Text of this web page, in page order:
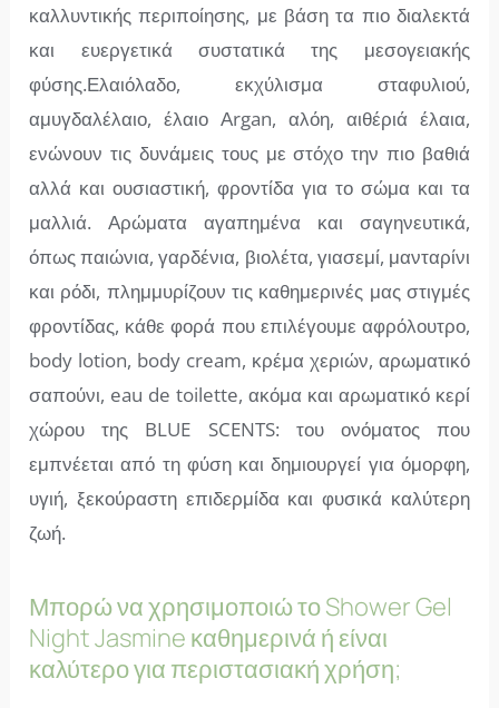
καλλυντικής περιποίησης, με βάση τα πιο διαλεκτά
και ευεργετικά συστατικά της μεσογειακής
φύσης.Ελαιόλαδο, εκχύλισμα σταφυλιού,
αμυγδαλέλαιο, έλαιο Αrgan, αλόη, αιθέριά έλαια,
ενώνουν τις δυνάμεις τους με στόχο την πιο βαθιά
αλλά και ουσιαστική, φροντίδα για το σώμα και τα
μαλλιά. Αρώματα αγαπημένα και σαγηνευτικά,
όπως παιώνια, γαρδένια, βιολέτα, γιασεμί, μανταρίνι
και ρόδι, πλημμυρίζουν τις καθημερινές μας στιγμές
φροντίδας, κάθε φορά που επιλέγουμε αφρόλουτρο,
body lotion, body cream, κρέμα χεριών, αρωματικό
σαπούνι, eau de toilette, ακόμα και αρωματικό κερί
χώρου της BLUE SCENTS: του ονόματος που
εμπνέεται από τη φύση και δημιουργεί για όμορφη,
υγιή, ξεκούραστη επιδερμίδα και φυσικά καλύτερη
ζωή.
Μπορώ να χρησιμοποιώ το Shower Gel
Night Jasmine καθημερινά ή είναι
καλύτερο για περιστασιακή χρήση;